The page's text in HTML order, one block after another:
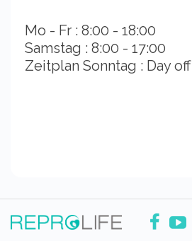
Mo - Fr : 8:00 - 18:00
Samstag : 8:00 - 17:00
Zeitplan Sonntag : Day off